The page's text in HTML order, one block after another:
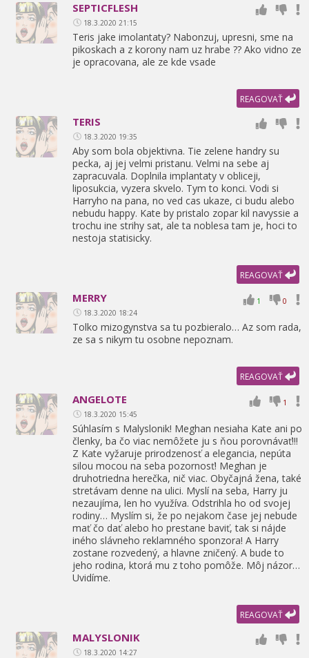
SEPTICFLESH
18.3.2020 21:15
Teris jake imolantaty? Nabonzuj, upresni, sme na
pikoskach a z korony nam uz hrabe ?? Ako vidno ze
je opracovana, ale ze kde vsade
REAGOVAŤ
TERIS
18.3.2020 19:35
Aby som bola objektivna. Tie zelene handry su
pecka, aj jej velmi pristanu. Velmi na sebe aj
zapracuvala. Doplnila implantaty v obliceji,
liposukcia, vyzera skvelo. Tym to konci. Vodi si
Harryho na pana, no ved cas ukaze, ci budu alebo
nebudu happy. Kate by pristalo zopar kil navyssie a
trochu ine strihy sat, ale ta noblesa tam je, hoci to
nestoja statisicky.
REAGOVAŤ
1 0
MERRY
18.3.2020 18:24
Tolko mizogynstva sa tu pozbieralo… Az som rada,
ze sa s nikym tu osobne nepoznam.
REAGOVAŤ
1
ANGELOTE
18.3.2020 15:45
Súhlasím s Malyslonik! Meghan nesiaha Kate ani po
členky, ba čo viac nemôžete ju s ňou porovnávať!!!
Z Kate vyžaruje prirodzenosť a elegancia, nepúta
silou mocou na seba pozornosť! Meghan je
druhotriedna herečka, nič viac. Obyčajná žena, také
stretávam denne na ulici. Myslí na seba, Harry ju
nezaujíma, len ho využíva. Odstrihla ho od svojej
rodiny… Myslím si, že po nejakom čase jej nebude
mať čo dať alebo ho prestane baviť, tak si nájde
iného slávneho reklamného sponzora! A Harry
zostane rozvedený, a hlavne zničený. A bude to
jeho rodina, ktorá mu z toho pomôže. Môj názor…
Uvidíme.
REAGOVAŤ
MALYSLONIK
18.3.2020 14:27